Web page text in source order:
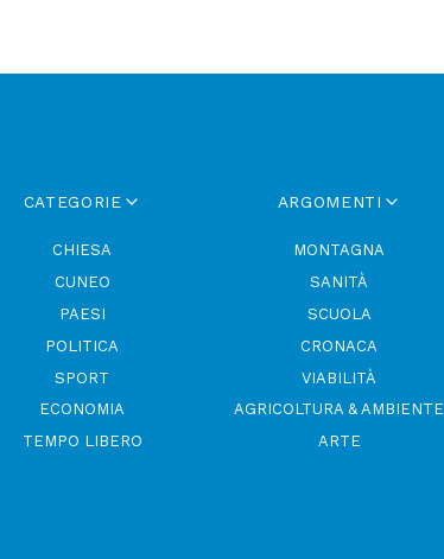
CATEGORIE
CHIESA
CUNEO
PAESI
POLITICA
SPORT
ECONOMIA
TEMPO LIBERO
ARGOMENTI
MONTAGNA
SANITÀ
SCUOLA
CRONACA
VIABILITÀ
AGRICOLTURA & AMBIENTE
ARTE